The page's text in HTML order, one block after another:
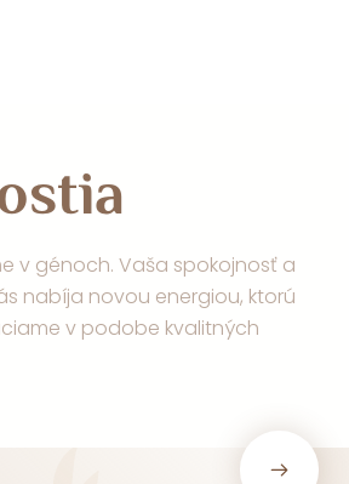
v génoch. Vaša spokojnosť a
nabíja novou energiou, ktorú
v podobe kvalitných